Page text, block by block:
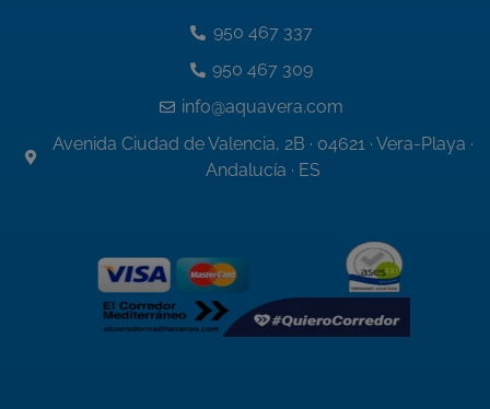
950 467 337
950 467 309
info@aquavera.com
Avenida Ciudad de Valencia, 2B · 04621 · Vera-Playa ·
Andalucía · ES